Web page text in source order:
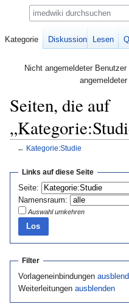
Nicht angemeldeter
Seiten, die auf
← Kategorie:Studie
Zur
Navigation
springen
Zur
Suche
springen
Links auf diese Seite
Seite:
Namensraum:
Auswahl umkehren
Filter
Vorlageneinbindungen
Weiterleitungen ausblenden
Kategorie Diskussion Lesen
Suche